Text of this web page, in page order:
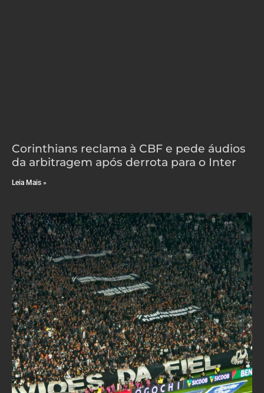
Corinthians reclama à CBF e pede áudios
da arbitragem após derrota para o Inter
Leia Mais »